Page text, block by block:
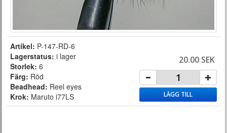
Artikel: P-147-RD-6
Lagerstatus: i lager
Storlek: 6
Färg: Röd
Beadhead: Reel eyes
Krok: Maruto i77LS
20.00 SEK
LÄGG TILL